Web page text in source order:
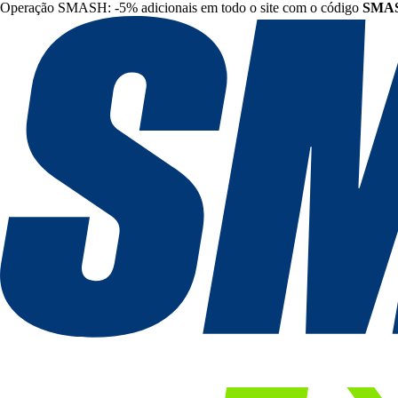
Operação SMASH: -5% adicionais em todo o site com o código